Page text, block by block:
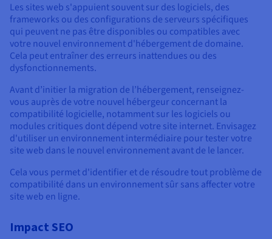
Les sites web s'appuient souvent sur des logiciels, des
frameworks ou des configurations de serveurs spécifiques
qui peuvent ne pas être disponibles ou compatibles avec
votre nouvel environnement d'hébergement de domaine.
Cela peut entraîner des erreurs inattendues ou des
dysfonctionnements.
Avant d’initier la migration de l’hébergement, renseignez-
vous auprès de votre nouvel hébergeur concernant la
compatibilité logicielle, notamment sur les logiciels ou
modules critiques dont dépend votre site internet. Envisagez
d'utiliser un environnement intermédiaire pour tester votre
site web dans le nouvel environnement avant de le lancer.
Cela vous permet d'identifier et de résoudre tout problème de
compatibilité dans un environnement sûr sans affecter votre
site web en ligne.
Impact SEO